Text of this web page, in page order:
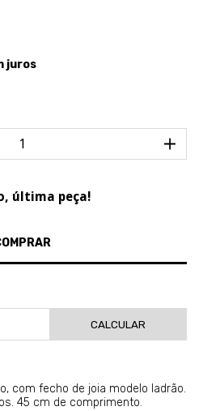
juros
última peça!
CALCULAR
com fecho de joia modelo ladrão.
45 cm de comprimento.